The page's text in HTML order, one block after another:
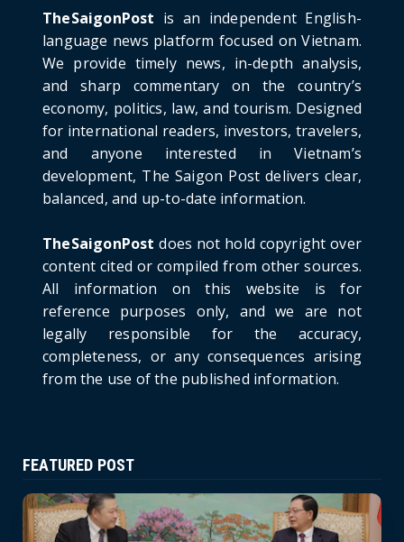
Project: An Analysi...
June 21, 2026
HOTNEWS
Detailed Analysis of the Cooling-off Period
Law in Timeshare...
June 21, 2026
HOTNEWS
Prime Minister Lê Minh Hưng’s Visit to
Russia: A New Step Fo...
HOTNEWS
Politburo: Strictly Handle Acts of Using
Pirated Software, C...
June 21, 2026
TheSaigonPost is an independent English-
language news platform focused on Vietnam.
We provide timely news, in-depth analysis,
and sharp commentary on the country’s
economy, politics, law, and tourism. Designed
for international readers, investors, travelers,
and anyone interested in Vietnam’s
development, The Saigon Post delivers clear,
balanced, and up-to-date information.
TheSaigonPost does not hold copyright over
content cited or compiled from other sources.
All information on this website is for
reference purposes only, and we are not
legally responsible for the accuracy,
completeness, or any consequences arising
from the use of the published information.
FEATURED POST